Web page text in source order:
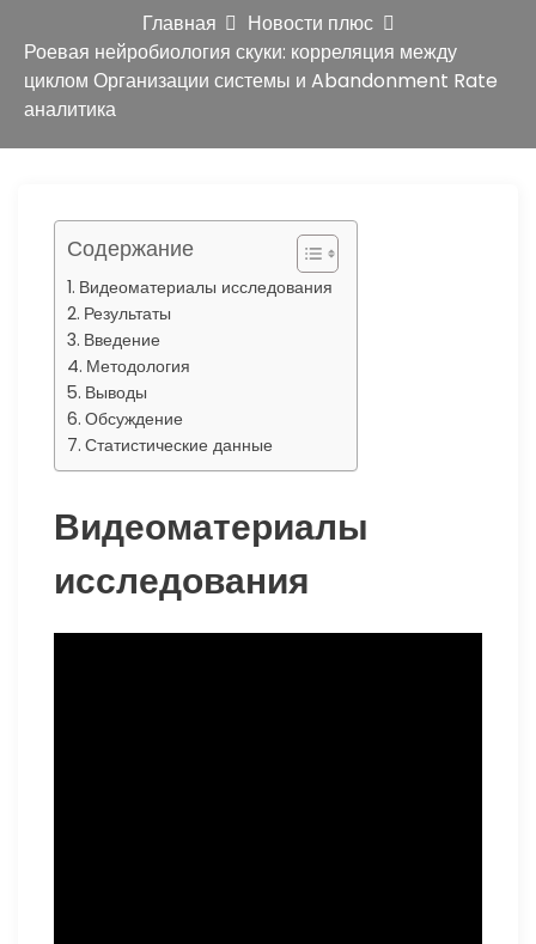
Главная
Новости плюс
Роевая нейробиология скуки: корреляция между
циклом Организации системы и Abandonment Rate
аналитика
Содержание
Видеоматериалы исследования
Результаты
Введение
Методология
Выводы
Обсуждение
Статистические данные
Видеоматериалы
исследования